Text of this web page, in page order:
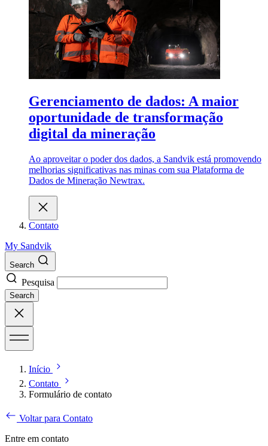
Gerenciamento de dados: A maior
oportunidade de transformação
digital da mineração
Ao aproveitar o poder dos dados, a Sandvik está promovendo
melhorias significativas nas minas com sua Plataforma de
Dados de Mineração Newtrax.
Contato
My Sandvik
Search
Pesquisa
Search
Início
Contato
Formulário de contato
Voltar para Contato
Entre em contato